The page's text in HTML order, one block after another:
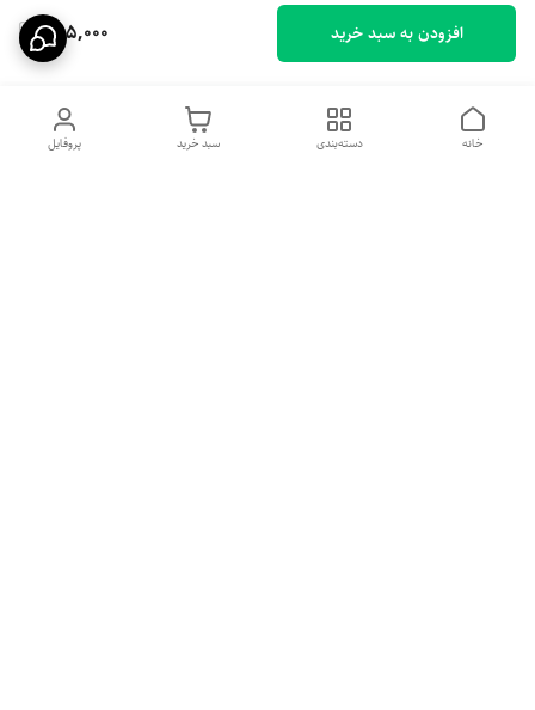
255,000 افزودن به سبد خرید
پروفایل سبد خرید دسته‌بندی خانه